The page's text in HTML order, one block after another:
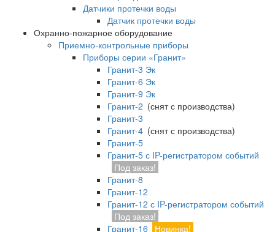
Датчики протечки воды
Датчик протечки воды
Охранно-пожарное оборудование
Приемно-контрольные приборы
Приборы серии «Гранит»
Гранит-3 Эк
Гранит-6 Эк
Гранит-9 Эк
Гранит-2 (снят с производства)
Гранит-3
Гранит-4 (снят с производства)
Гранит-5
Гранит-5 с IP-регистратором событий
Под заказ!
Гранит-8
Гранит-12
Гранит-12 с IP-регистратором событий
Под заказ!
Гранит-16
Новинка!